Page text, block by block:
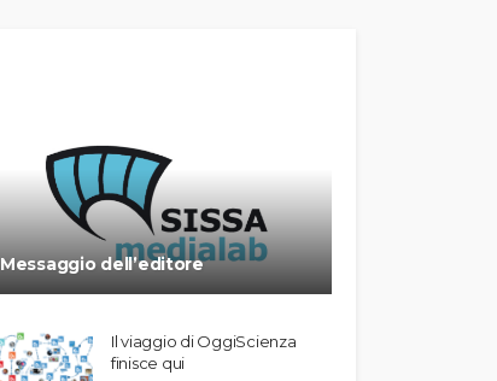
Messaggio dell’editore
Il viaggio di OggiScienza
finisce qui